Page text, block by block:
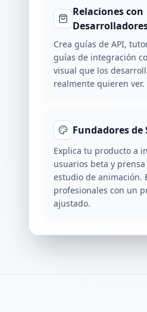
Relaciones con
Crea guías de API,
guías de integración
visual que los
realmente quieren ver.
Fundadores
Explica tu producto a
usuarios beta y
estudio de animación.
profesionales con un
ajustado.